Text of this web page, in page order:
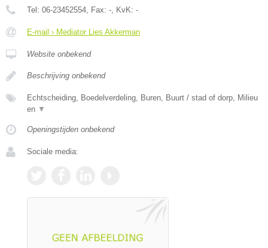
Tel: 06-23452554 , Fax: - , KvK: -
E-mail › Mediator Lies Akkerman
Website onbekend
Beschrijving onbekend
Echtscheiding, Boedelverdeling, Buren, Buurt / stad of dorp, Milieu
en ▼
Openingstijden onbekend
Sociale media: